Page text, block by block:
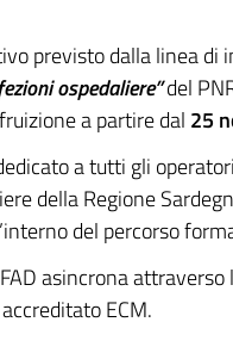
previsto dalla linea di
ospedaliere”del
a partire dal 25
a tutti gli
della Regione
del percorso
asincrona
ECM.